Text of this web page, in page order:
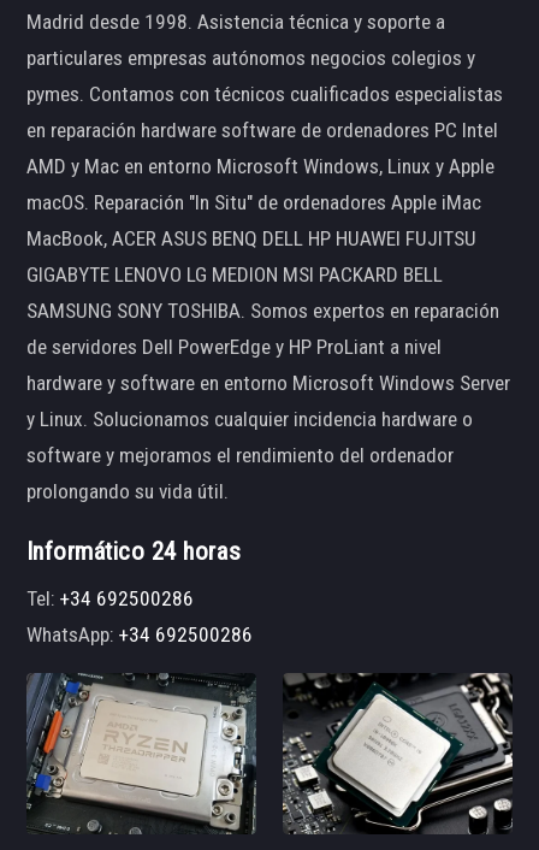
Madrid desde 1998. Asistencia técnica y soporte a
particulares empresas autónomos negocios colegios y
pymes. Contamos con técnicos cualificados especialistas
en reparación hardware software de ordenadores PC Intel
AMD y Mac en entorno Microsoft Windows, Linux y Apple
macOS. Reparación "In Situ" de ordenadores Apple iMac
MacBook, ACER ASUS BENQ DELL HP HUAWEI FUJITSU
GIGABYTE LENOVO LG MEDION MSI PACKARD BELL
SAMSUNG SONY TOSHIBA. Somos expertos en reparación
de servidores Dell PowerEdge y HP ProLiant a nivel
hardware y software en entorno Microsoft Windows Server
y Linux. Solucionamos cualquier incidencia hardware o
software y mejoramos el rendimiento del ordenador
prolongando su vida útil.
Informático 24 horas
Tel:+34 692500286
WhatsApp:+34 692500286